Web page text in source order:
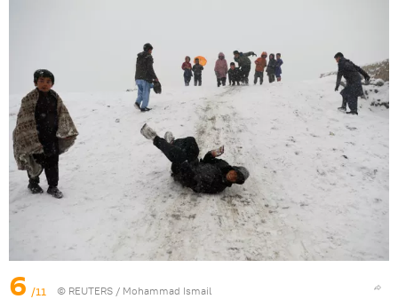
6 /11 © REUTERS / Mohammad Ismail